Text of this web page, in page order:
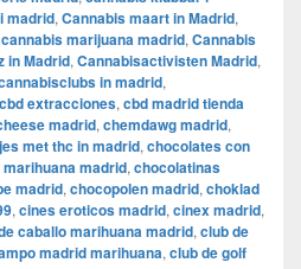
madrid, Cannabis maart in Madrid,
cannabis marijuana madrid, Cannabis
in Madrid, Cannabisactivisten Madrid,
in madrid,
cbd extracciones, cbd madrid tienda
madrid, chemdawg madrid,
met thc in madrid, chocolates con
madrid, chocolatinas
madrid, chocopolen madrid, choklad
, cines eroticos madrid, cinex madrid,
caballo marihuana madrid, club de
madrid marihuana, club de golf